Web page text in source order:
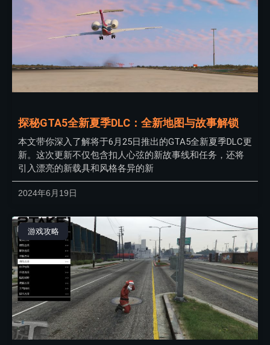
探秘GTA5全新夏季DLC：全新地图与故事解锁
本文带你深入了解将于6月25日推出的GTA5全新夏季DLC更
新。这次更新不仅包含扣人心弦的新故事线和任务，还将
引入漂亮的新载具和风格各异的新
2024年6月19日
游戏攻略